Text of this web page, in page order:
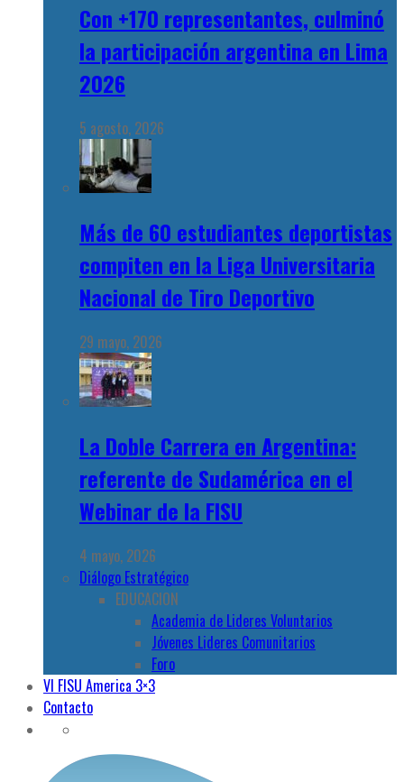
Con +170 representantes, culminó
la participación argentina en Lima
2026
5 agosto, 2026
Más de 60 estudiantes deportistas
compiten en la Liga Universitaria
Nacional de Tiro Deportivo
29 mayo, 2026
La Doble Carrera en Argentina:
referente de Sudamérica en el
Webinar de la FISU
4 mayo, 2026
Diálogo Estratégico
EDUCACION
Academia de Lideres Voluntarios
Jóvenes Lideres Comunitarios
Foro
VI FISU America 3×3
Contacto